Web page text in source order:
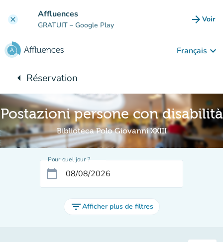
clear Affluences
GRATUIT – Google Play arrow_forward Voir
Français keyboard_arrow_down
arrow_leftRetour à :
Réservation
Postazioni persone con disabilità
Biblioteca Polo Giovanni XXIII
Pour quel jour ?
calendar_today
filter_listAfficher plus de filtres